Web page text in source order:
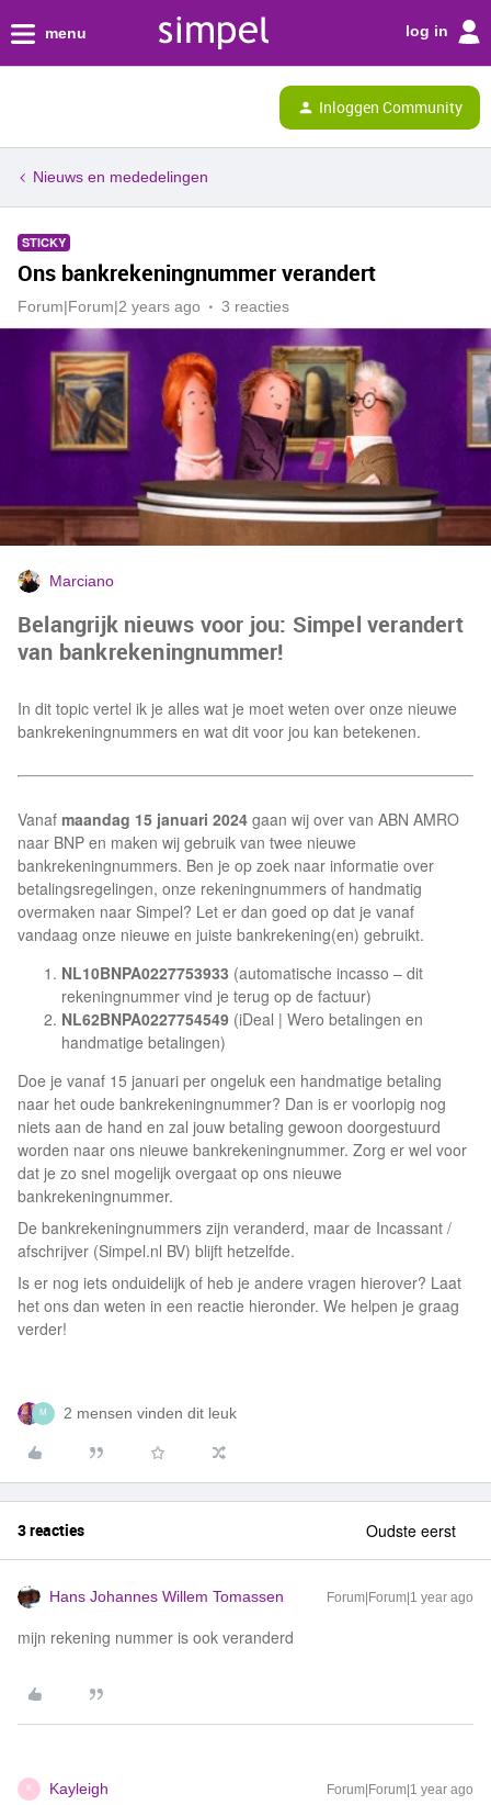
menu log in
Inloggen Community
Nieuws en mededelingen
STICKY
Ons bankrekeningnummer verandert
Forum|Forum|2 years ago 3 reacties
Marciano
Belangrijk nieuws voor jou: Simpel verandert
van bankrekeningnummer!
In dit topic vertel ik je alles wat je moet weten over onze nieuwe
bankrekeningnummers en wat dit voor jou kan betekenen.
Vanaf maandag 15 januari 2024 gaan wij over van ABN AMRO
naar BNP en maken wij gebruik van twee nieuwe
bankrekeningnummers. Ben je op zoek naar informatie over
betalingsregelingen, onze rekeningnummers of handmatig
overmaken naar Simpel? Let er dan goed op dat je vanaf
vandaag onze nieuwe en juiste bankrekening(en) gebruikt.
NL10BNPA0227753933 (automatische incasso – dit
rekeningnummer vind je terug op de factuur)
NL62BNPA0227754549 (iDeal | Wero betalingen en
handmatige betalingen)
Doe je vanaf 15 januari per ongeluk een handmatige betaling
naar het oude bankrekeningnummer? Dan is er voorlopig nog
niets aan de hand en zal jouw betaling gewoon doorgestuurd
worden naar ons nieuwe bankrekeningnummer. Zorg er wel voor
dat je zo snel mogelijk overgaat op ons nieuwe
bankrekeningnummer.
De bankrekeningnummers zijn veranderd, maar de Incassant /
afschrijver (Simpel.nl BV) blijft hetzelfde.
Is er nog iets onduidelijk of heb je andere vragen hierover? Laat
het ons dan weten in een reactie hieronder. We helpen je graag
verder!
M 2 mensen vinden dit leuk
3 reacties Oudste eerst
Hans Johannes Willem Tomassen Forum|Forum|1 year ago
mijn rekening nummer is ook veranderd
K Kayleigh Forum|Forum|1 year ago